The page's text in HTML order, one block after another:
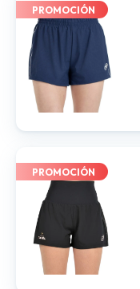
PROMOCIÓN
PROMOCIÓN